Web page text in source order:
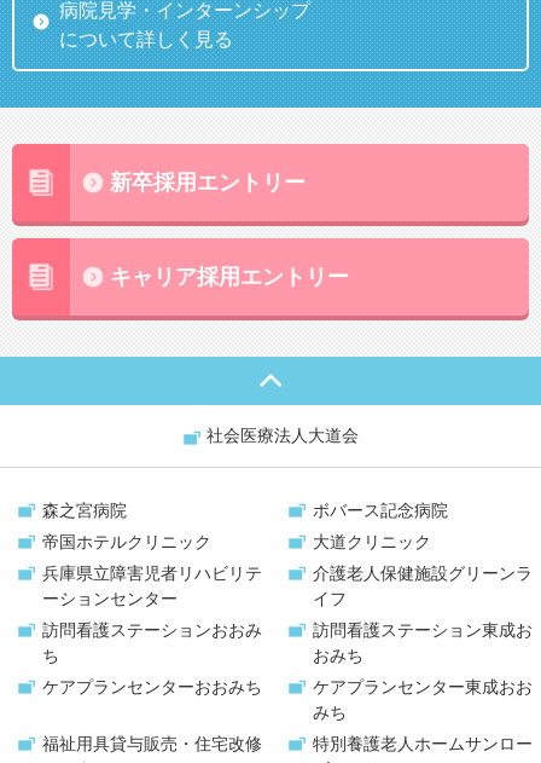
病院見学・インターンシップ
について詳しく見る
新卒採用エントリー
キャリア採用エントリー
社会医療法人大道会
森之宮病院
ボバース記念病院
帝国ホテルクリニック
大道クリニック
兵庫県立障害児者リハビリテ
ーションセンター
介護老人保健施設グリーンラ
イフ
訪問看護ステーションおおみ
ち
訪問看護ステーション東成お
おみち
ケアプランセンターおおみち ケアプランセンター東成おお
みち
福祉用具貸与販売・ 住宅改修
特別養護老人ホームサンロー